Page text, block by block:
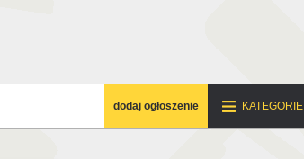
KATEGORIE
dodaj ogłoszenie